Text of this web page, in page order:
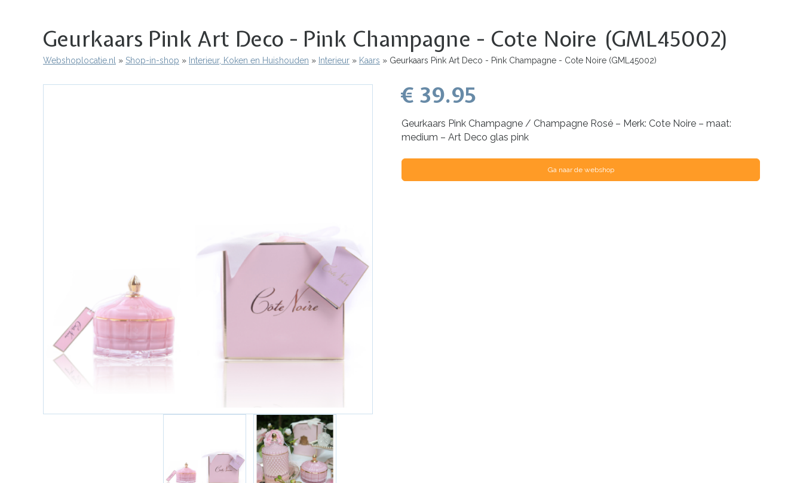
Geurkaars Pink Art Deco - Pink Champagne - Cote Noire (GML45002)
Kruimelpad
Webshoplocatie.nl Shop-in-shop Interieur, Koken en Huishouden Interieur Kaars Geurkaars Pink Art Deco - Pink Champagne - Cote Noire (GML45002)
€ 39.95
Geurkaars Pink Champagne / Champagne Rosé – Merk: Cote Noire – maat:
medium – Art Deco glas pink
Ga naar de webshop